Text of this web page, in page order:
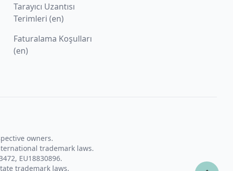
Tarayıcı Uzantısı
Terimleri (en)
Faturalama Koşulları
(en)
owners.
trademark laws.
EU18830896.
trademark laws.